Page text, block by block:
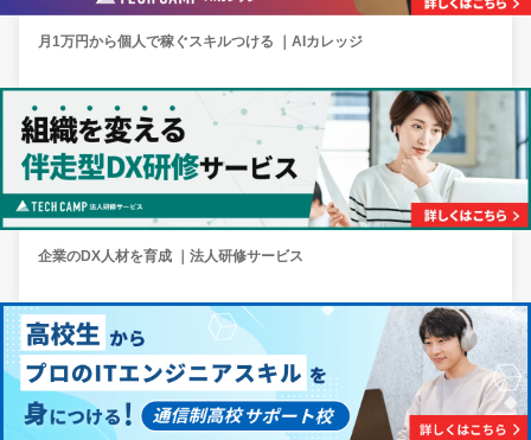
月1万円から個人で稼ぐスキルつける ｜AIカレッジ
企業のDX人材を育成 ｜法人研修サービス